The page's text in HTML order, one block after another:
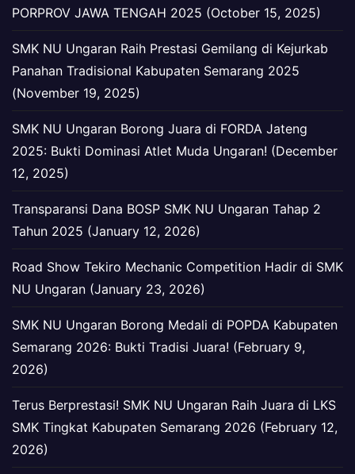
PORPROV JAWA TENGAH 2025 (October 15, 2025)
SMK NU Ungaran Raih Prestasi Gemilang di Kejurkab
Panahan Tradisional Kabupaten Semarang 2025
(November 19, 2025)
SMK NU Ungaran Borong Juara di FORDA Jateng
2025: Bukti Dominasi Atlet Muda Ungaran! (December
12, 2025)
Transparansi Dana BOSP SMK NU Ungaran Tahap 2
Tahun 2025 (January 12, 2026)
Road Show Tekiro Mechanic Competition Hadir di SMK
NU Ungaran (January 23, 2026)
SMK NU Ungaran Borong Medali di POPDA Kabupaten
Semarang 2026: Bukti Tradisi Juara! (February 9,
2026)
Terus Berprestasi! SMK NU Ungaran Raih Juara di LKS
SMK Tingkat Kabupaten Semarang 2026 (February 12,
2026)